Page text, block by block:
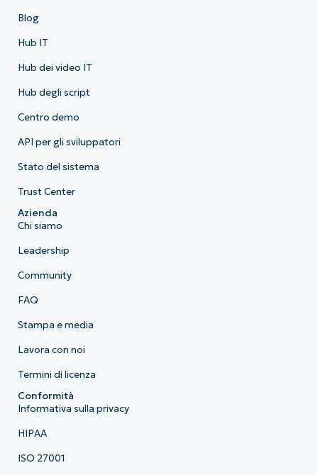
Blog
Hub IT
Hub dei video IT
Hub degli script
Centro demo
API per gli sviluppatori
Stato del sistema
Trust Center
Azienda
Chi siamo
Leadership
Community
FAQ
Stampa e media
Lavora con noi
Termini di licenza
Conformità
Informativa sulla privacy
HIPAA
ISO 27001